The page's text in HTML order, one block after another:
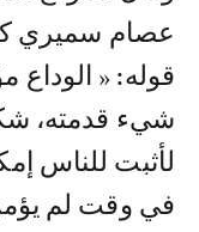
عصام سميري
قوله: « الوداع
شيء قدمته،
لأثبت للناس
في وقت لم